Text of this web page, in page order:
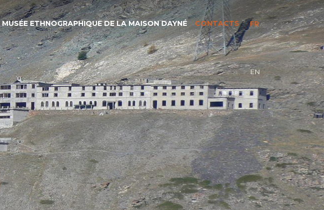
MUSÉE ETHNOGRAPHIQUE DE LA MAISON DAYNÉ CONTACTS FR
EN